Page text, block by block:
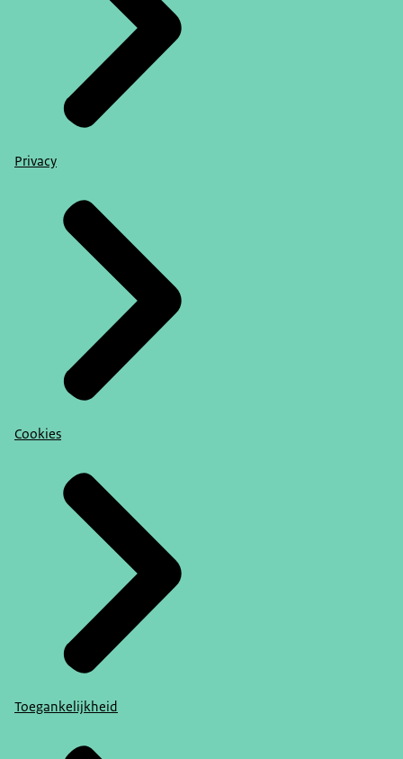
Privacy
Cookies
Toegankelijkheid